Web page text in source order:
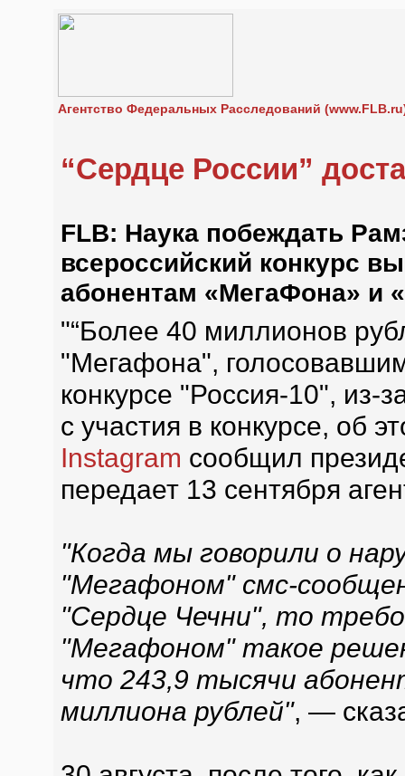
Агентство Федеральных Расследований
“Сердце России”
FLB: Наука побеждать
всероссийский конкурс
абонентам «МегаФона» и
"“Более 40 миллионов
"Мегафона",
конкурсе "Россия-10", из-
с участия в конкурсе, об
Instagram сообщил
передает 13 сентября
"Когда мы говорили о
"Мегафоном" смс-
"Сердце Чечни", то
"Мегафоном" такое
что 243,9 тысячи
миллиона рублей", —